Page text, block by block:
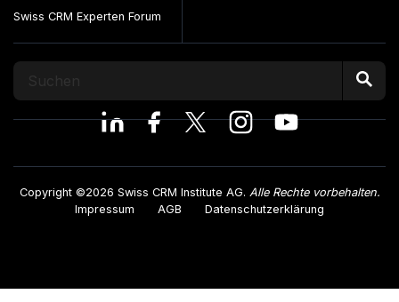
Swiss CRM Experten Forum
Copyright ©2026 Swiss CRM Institute AG. Alle Rechte vorbehalten.
Impressum
AGB Datenschutzerklärung